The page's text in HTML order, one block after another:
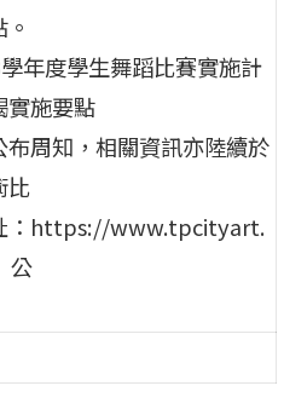
年度學生舞蹈比賽實施計
實施要點
布周知，相關資訊亦陸續於
比
：https://www.tpcityart.
公